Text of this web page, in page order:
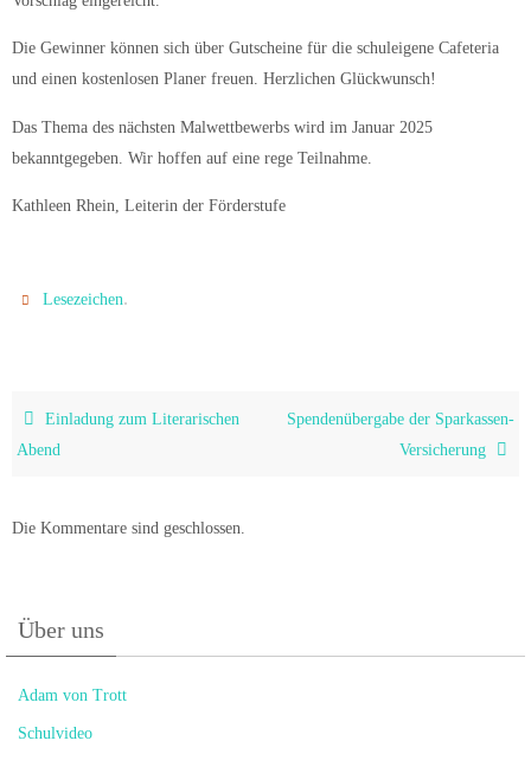
Die Gewinner können sich über Gutscheine für die schuleigene Cafeteria
und einen kostenlosen Planer freuen. Herzlichen Glückwunsch!
Das Thema des nächsten Malwettbewerbs wird im Januar 2025
bekanntgegeben. Wir hoffen auf eine rege Teilnahme.
Kathleen Rhein, Leiterin der Förderstufe
Lesezeichen.
Einladung zum Literarischen
Abend
Spendenübergabe der Sparkassen-
Versicherung
Die Kommentare sind geschlossen.
Über uns
Adam von Trott
Schulvideo